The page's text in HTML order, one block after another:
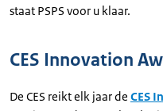
staat PSPS voor u klaar.
CES Innovation
De CES reikt elk jaar de CES